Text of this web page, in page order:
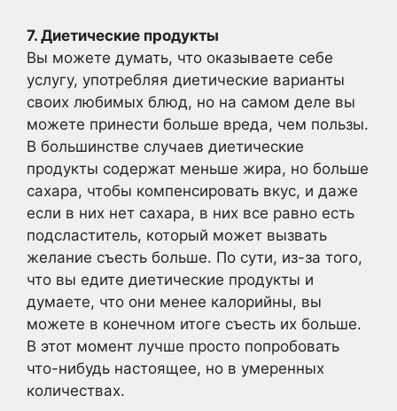
7. Диетические продукты
Вы можете думать, что оказываете себе
услугу, употребляя диетические варианты
своих любимых блюд, но на самом деле вы
можете принести больше вреда, чем пользы.
В большинстве случаев диетические
продукты содержат меньше жира, но больше
сахара, чтобы компенсировать вкус, и даже
если в них нет сахара, в них все равно есть
подсластитель, который может вызвать
желание съесть больше. По сути, из-за того,
что вы едите диетические продукты и
думаете, что они менее калорийны, вы
можете в конечном итоге съесть их больше.
В этот момент лучше просто попробовать
что-нибудь настоящее, но в умеренных
количествах.